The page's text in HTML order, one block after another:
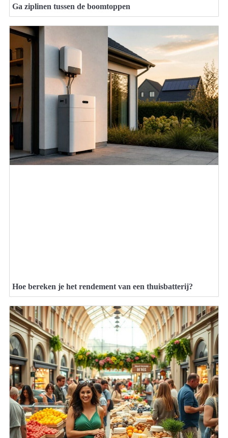
Ga ziplinen tussen de boomtoppen
Hoe bereken je het rendement van een thuisbatterij?